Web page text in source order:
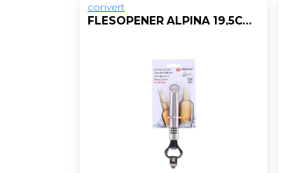
convert
FLESOPENER ALPINA 19,5CM RVS/PP